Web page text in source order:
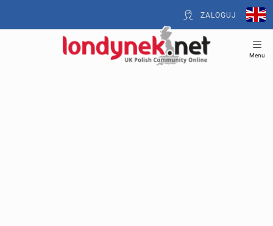
ZALOGUJ
Menu